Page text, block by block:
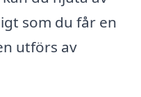
som du får en
utförs av